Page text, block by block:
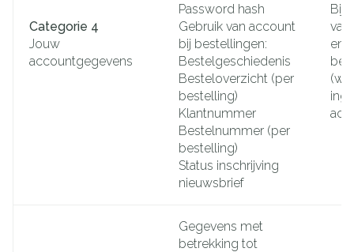
Categorie 4
Jouw
accountgegevens
Password hash
Gebruik van account
bij bestellingen:
Bestelgeschiedenis
Besteloverzicht (per
bestelling)
Klantnummer
Bestelnummer (per
bestelling)
Status inschrijving
nieuwsbrief
Bij
van
en
Gegevens met
betrekking tot